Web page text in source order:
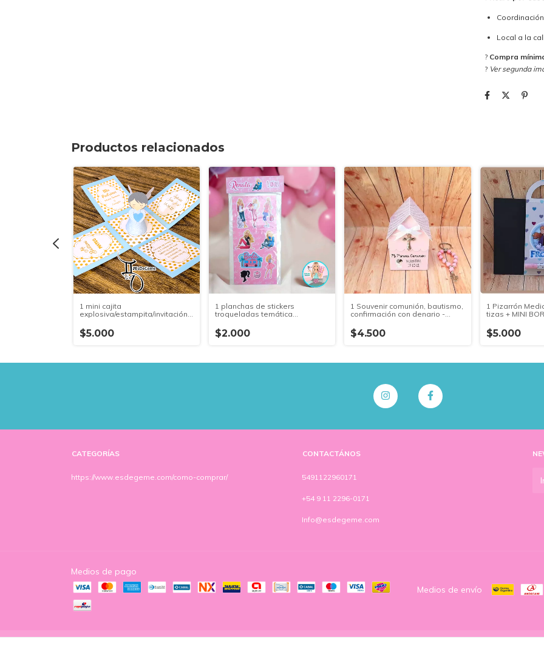
Local a la
? Compra
? Ver segunda
Productos relacionados
1 mini cajita
explosiva/estampita/invitación
MINIMA 10 UNIDADES IGUALES
$5.000
1 planchas de stickers
troqueladas temática
17,3x8,5cm - CANTIDAD MINIMA
20 UNIDADES IGUALES
$2.000
1 Souvenir comunión, bautismo,
confirmación con denario -
IGUALES
$4.500
1 Pizarrón
tizas + MINI
IGUALES
$5.000
CATEGORÍAS
https://www.esdegeme.com/como-comprar/
CONTACTÁNOS
5491122960171
+54 9 11 2296-0171
Info@esdegeme.com
Medios de pago
Medios de envío